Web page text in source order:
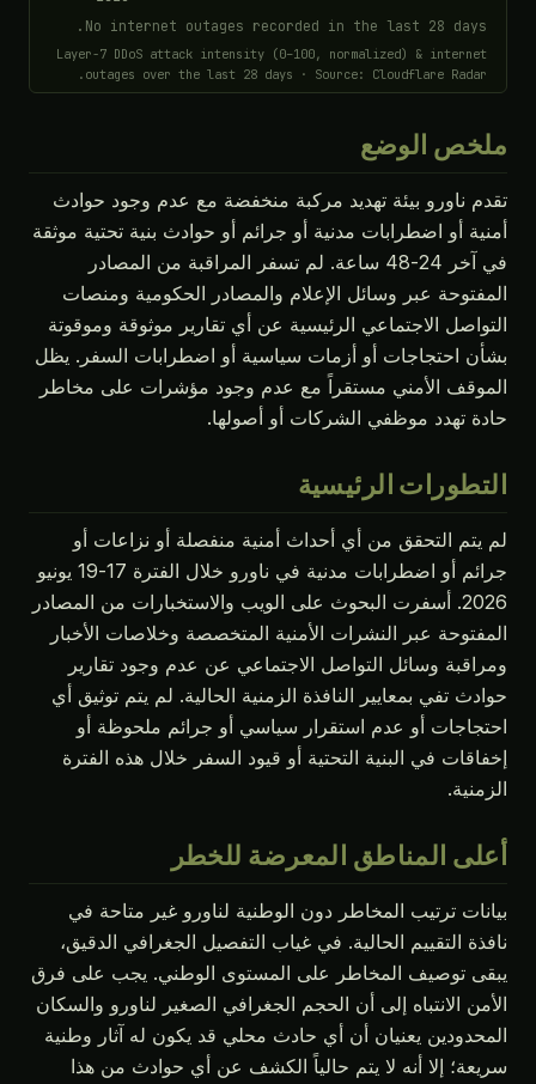
No internet outages recorded in the last 28 days.
Layer-7 DDoS attack intensity (0–100, normalized) & internet
outages over the last 28 days · Source: Cloudflare Radar.
ملخص الوضع
تقدم ناورو بيئة تهديد مركبة منخفضة مع عدم وجود حوادث
أمنية أو اضطرابات مدنية أو جرائم أو حوادث بنية تحتية موثقة
في آخر 24-48 ساعة. لم تسفر المراقبة من المصادر
المفتوحة عبر وسائل الإعلام والمصادر الحكومية ومنصات
التواصل الاجتماعي الرئيسية عن أي تقارير موثوقة وموقوتة
بشأن احتجاجات أو أزمات سياسية أو اضطرابات السفر. يظل
الموقف الأمني مستقراً مع عدم وجود مؤشرات على مخاطر
حادة تهدد موظفي الشركات أو أصولها.
التطورات الرئيسية
لم يتم التحقق من أي أحداث أمنية منفصلة أو نزاعات أو
جرائم أو اضطرابات مدنية في ناورو خلال الفترة 17-19 يونيو
2026. أسفرت البحوث على الويب والاستخبارات من المصادر
المفتوحة عبر النشرات الأمنية المتخصصة وخلاصات الأخبار
ومراقبة وسائل التواصل الاجتماعي عن عدم وجود تقارير
حوادث تفي بمعايير النافذة الزمنية الحالية. لم يتم توثيق أي
احتجاجات أو عدم استقرار سياسي أو جرائم ملحوظة أو
إخفاقات في البنية التحتية أو قيود السفر خلال هذه الفترة
الزمنية.
أعلى المناطق المعرضة للخطر
بيانات ترتيب المخاطر دون الوطنية لناورو غير متاحة في
نافذة التقييم الحالية. في غياب التفصيل الجغرافي الدقيق،
يبقى توصيف المخاطر على المستوى الوطني. يجب على فرق
الأمن الانتباه إلى أن الحجم الجغرافي الصغير لناورو والسكان
المحدودين يعنيان أن أي حادث محلي قد يكون له آثار وطنية
سريعة؛ إلا أنه لا يتم حالياً الكشف عن أي حوادث من هذا